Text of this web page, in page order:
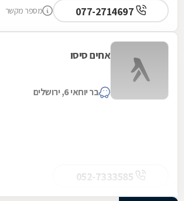
מספר מקשר
אחים סיסו
בר יוחאי 6, ירושלים